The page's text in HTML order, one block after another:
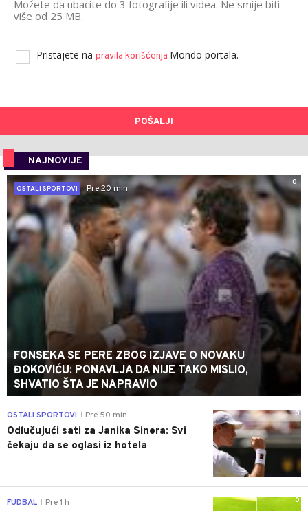
Možete da ubacite do 3 fotografije ili videa. Ne smije biti
više od 25 MB.
Pristajete na pravila korišćenja Mondo portala.
POŠALJI
NAJNOVIJE
0
OSTALI SPORTOVI
Pre 20 min
FONSEKA SE PERE ZBOG IZJAVE O NOVAKU
ĐOKOVIĆU: PONAVLJA DA NIJE TAKO MISLIO,
SHVATIO ŠTA JE NAPRAVIO
0
OSTALI SPORTOVI Pre 50 min
Odlučujući sati za Janika Sinera: Svi
čekaju da se oglasi iz hotela
0
FUDBAL Pre 1 h